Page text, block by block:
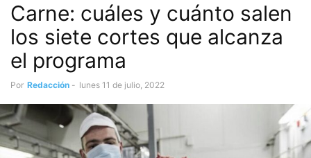
Carne: cuáles y cuánto salen
los siete cortes que alcanza
el programa
Por Redacción - lunes 11 de julio, 2022